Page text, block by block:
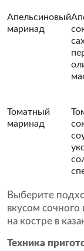
Апельсиновый
маринад
Томатный
маринад
Выберите
вкусом сочного
на костре в
Техника